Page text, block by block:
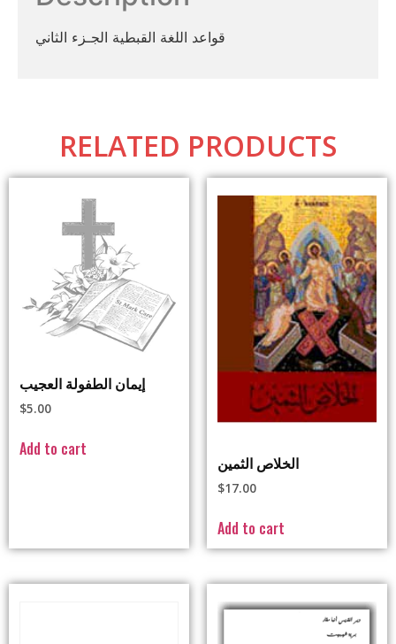
قواعد اللغة القبطية الجـزء الثاني
RELATED PRODUCTS
إيمان الطفولة العجيب
$5.00
Add to cart
الخلاص الثمين
$17.00
Add to cart